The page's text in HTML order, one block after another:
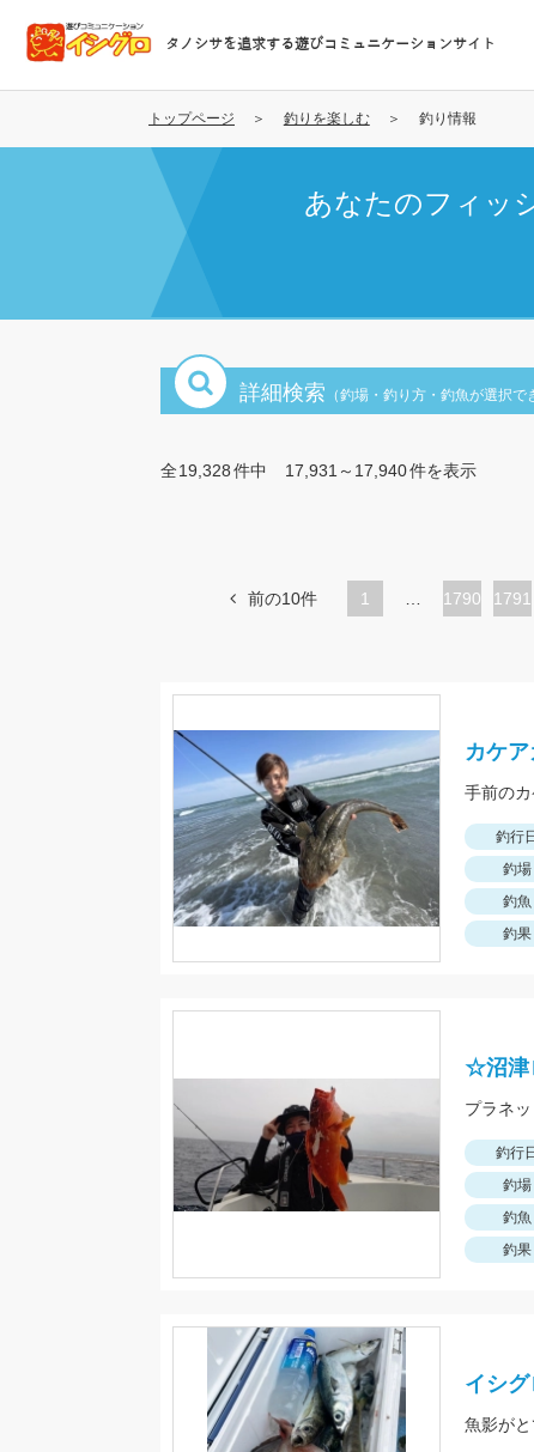
コ
テ
タノシサを追求する遊びコミュニケーションサイト
トップページ 釣りを楽しむ 釣り情報
あなたのフィッ
詳細検索 （釣場・釣り方・釣魚が選択で
全19,328件中 17,931～17,940件を表示
前の10件 1
ペ
1790
ペ
1791
カケ
手前の
釣行日
釣場
釣魚
釣果
☆沼津
釣行日
釣場
釣魚
釣果
イシ
魚影が